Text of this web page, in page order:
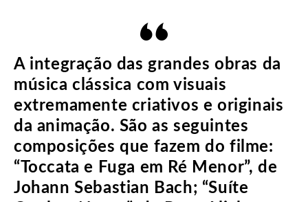
A integração das grandes obras da
música clássica com visuais
extremamente criativos e originais
da animação. São as seguintes
composições que fazem do filme:
“Toccata e Fuga em Ré Menor”, de
Johann Sebastian Bach; “Suíte